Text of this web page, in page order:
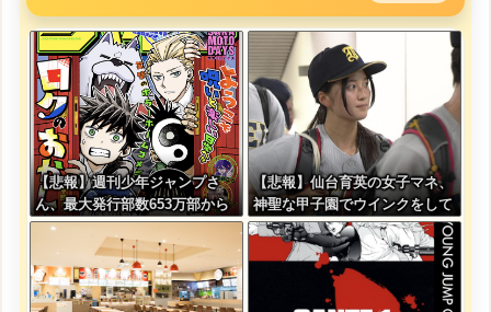
【悲報】週刊少年ジャンプさ
ん、最大発行部数653万部から
急降下でついに100万部を割っ
【悲報】仙台育英の女子マネ、
神聖な甲子園でウインクをして
しまう